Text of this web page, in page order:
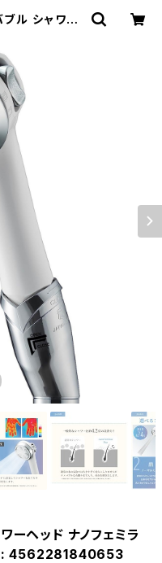
ル シャワー
ト
ーヘッド ナノフェミラ
4562281840653